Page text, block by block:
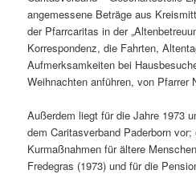
angemessene Beträge aus
der Pfarrcaritas in der
Korrespondenz, die Fahrten,
Aufmerksamkeiten bei
Weihnachten anführen, von Pfarrer
Außerdem liegt für die Jahre 1973
dem Caritasverband Paderborn
Kurmaßnahmen für ältere
Fredegras (1973) und für die